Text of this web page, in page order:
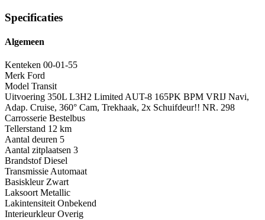
Specificaties
Algemeen
Kenteken 00-01-55
Merk Ford
Model Transit
Uitvoering 350L L3H2 Limited AUT-8 165PK BPM VRIJ Navi,
Adap. Cruise, 360° Cam, Trekhaak, 2x Schuifdeur!! NR. 298
Carrosserie Bestelbus
Tellerstand 12 km
Aantal deuren 5
Aantal zitplaatsen 3
Brandstof Diesel
Transmissie Automaat
Basiskleur Zwart
Laksoort Metallic
Lakintensiteit Onbekend
Interieurkleur Overig